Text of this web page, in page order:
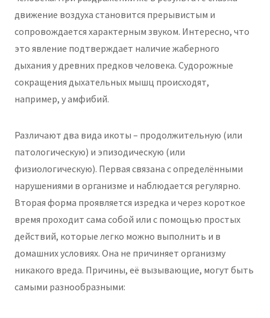
движение воздуха становится прерывистым и
сопровождается характерным звуком. Интересно, что
это явление подтверждает наличие жаберного
дыхания у древних предков человека. Судорожные
сокращения дыхательных мышц происходят,
например, у амфибий.
Различают два вида икоты – продолжительную (или
патологическую) и эпизодическую (или
физиологическую). Первая связана с определёнными
нарушениями в организме и наблюдается регулярно.
Вторая форма проявляется изредка и через короткое
время проходит сама собой или с помощью простых
действий, которые легко можно выполнить и в
домашних условиях. Она не причиняет организму
никакого вреда. Причины, её вызывающие, могут быть
самыми разнообразными: